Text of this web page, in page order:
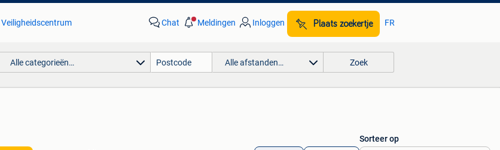
Veiligheidscentrum Chat Meldingen Inloggen Plaats zoekertje FR
Alle categorieën… Alle afstanden… Zoek
Sorteer op